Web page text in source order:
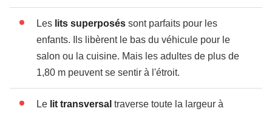
Les lits superposés sont parfaits pour les
enfants. Ils libèrent le bas du véhicule pour le
salon ou la cuisine. Mais les adultes de plus de
1,80 m peuvent se sentir à l'étroit.
Le lit transversal traverse toute la largeur à